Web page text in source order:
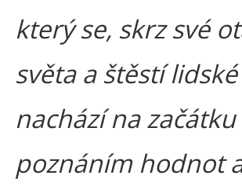
který se, skrz své
světa a štěstí
nachází na začátku
poznáním hodnot